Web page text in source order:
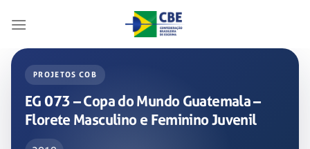
PROJETOS COB
EG 073 – Copa do Mundo Guatemala –
Florete Masculino e Feminino Juvenil